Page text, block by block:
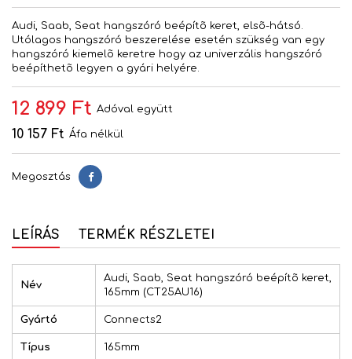
Audi, Saab, Seat hangszóró beépítõ keret, elsõ-hátsó.
Utólagos hangszóró beszerelése esetén szükség van egy
hangszóró kiemelõ keretre hogy az univerzális hangszóró
beépíthetõ legyen a gyári helyére.
12 899 Ft Adóval együtt
10 157 Ft Áfa nélkül
Megosztás Megosztás
LEÍRÁS TERMÉK RÉSZLETEI
Név
Audi, Saab, Seat hangszóró beépítõ keret,
165mm (CT25AU16)
Gyártó Connects2
Típus 165mm